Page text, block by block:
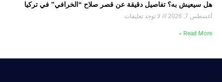
هل سيعيش به؟ تفاصيل دقيقة عن قصر صلاح “الخرافي” في تركيا
أغسطس 7, 2026 لا توجد تعليقات
Read More »